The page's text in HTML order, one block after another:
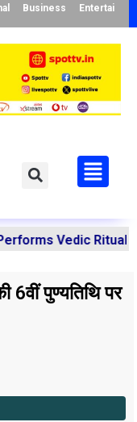
Business
Vedic Rituals for
6वीं पुण्यतिथि पर